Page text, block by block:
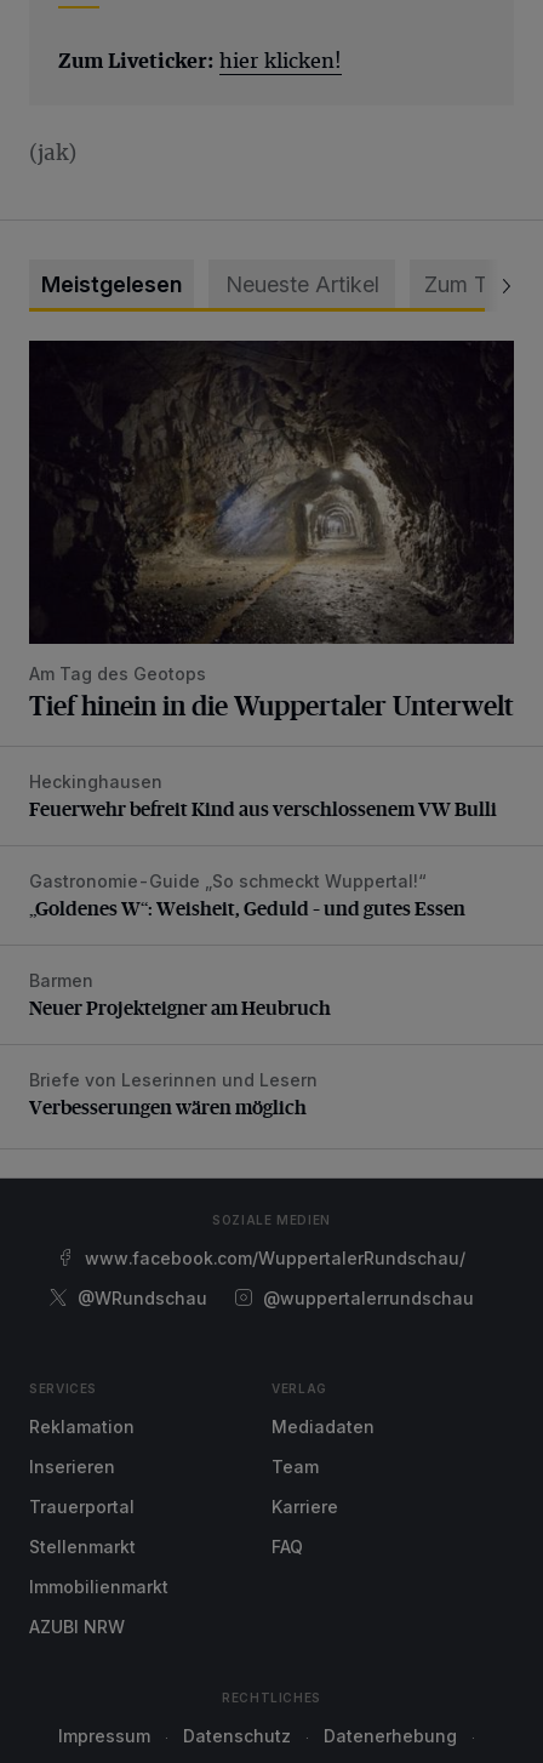
Zum Liveticker: hier klicken!
(jak)
Meistgelesen Neueste Artikel Zum Thema
Am Tag des Geotops
Tief hinein in die Wuppertaler Unterwelt
Feuerwehr befreit Kind aus verschlossenem VW Bulli
Heckinghausen
Feuerwehr befreit Kind aus verschlossenem VW Bulli
„Goldenes W“: Weisheit, Geduld – und gutes Essen
Gastronomie-Guide „So schmeckt Wuppertal!“
„Goldenes W“: Weisheit, Geduld – und gutes Essen
Neuer Projekteigner am Heubruch
Barmen
Neuer Projekteigner am Heubruch
Verbesserungen wären möglich
Briefe von Leserinnen und Lesern
Verbesserungen wären möglich
SOZIALE MEDIEN
www.facebook.com/WuppertalerRundschau/
@WRundschau
@wuppertalerrundschau
SERVICES
Reklamation
Inserieren
Trauerportal
Stellenmarkt
Immobilienmarkt
AZUBI NRW
VERLAG
Mediadaten
Team
Karriere
FAQ
RECHTLICHES
Impressum Datenschutz Datenerhebung